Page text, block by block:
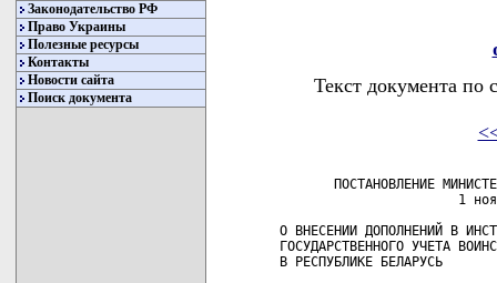
Законодательство РФ
Право Украины
Полезные ресурсы
Контакты
Новости сайта
Поиск документа
Текст документа по
ПОСТАНОВЛЕНИЕ
1
О ВНЕСЕНИИ ДОПОЛНЕНИЙ В
ГОСУДАРСТВЕННОГО УЧЕТА
В РЕСПУБЛИКЕ БЕЛАРУСЬ